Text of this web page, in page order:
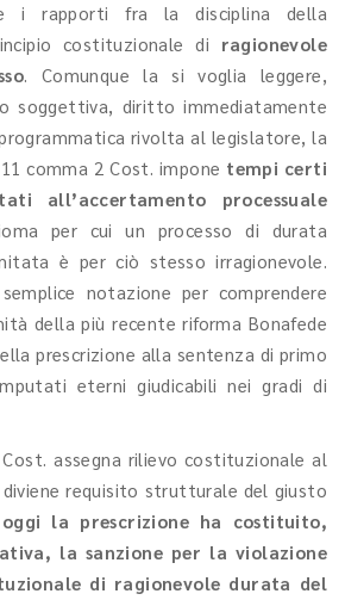
i rapporti fra la disciplina della
costituzionale di ragionevole
. Comunque la si voglia leggere,
soggettiva, diritto immediatamente
rivolta al legislatore, la
comma 2 Cost. impone tempi certi
all’accertamento processuale
per cui un processo di durata
è per ciò stesso irragionevole.
notazione per comprendere
della più recente riforma Bonafede
prescrizione alla sentenza di primo
eterni giudicabili nei gradi di
assegna rilievo costituzionale al
requisito strutturale del giusto
la prescrizione ha costituito,
la sanzione per la violazione
di ragionevole durata del